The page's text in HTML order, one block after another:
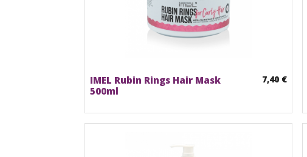
IMEL Rubin Rings Hair Mask
500ml
7,40 €